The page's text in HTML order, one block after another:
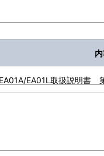
EA01A/EA01L取扱説明書